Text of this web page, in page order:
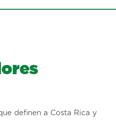
definen a Costa Rica y